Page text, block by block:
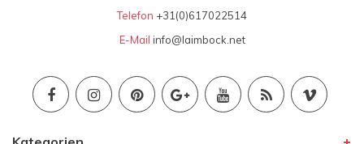
Telefon +31(0)617022514
E-Mail info@laimbock.net